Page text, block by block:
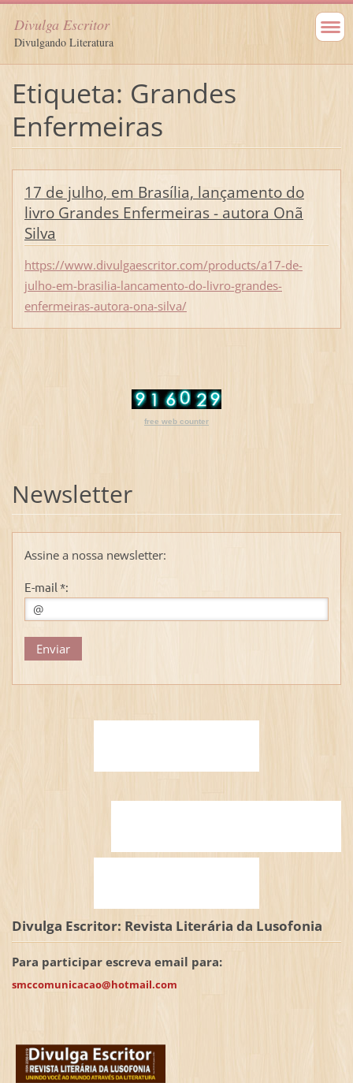
Divulga Escritor
Divulgando Literatura
Etiqueta: Grandes
Enfermeiras
17 de julho, em Brasília, lançamento do
livro Grandes Enfermeiras - autora Onã
Silva
https://www.divulgaescritor.com/products/a17-de-
julho-em-brasilia-lancamento-do-livro-grandes-
enfermeiras-autora-ona-silva/
free web counter
Newsletter
Assine a nossa newsletter:
E-mail *:
Divulga Escritor: Revista Literária da Lusofonia
Para participar escreva email para:
smccomunicacao@hotmail.com